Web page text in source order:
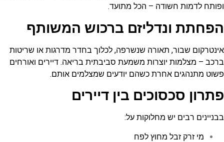
ופותח לדמות חשודה – הכל מתועד.
הפחתת ונדליזם ברכוש המשותף
אינטרקום שבור, תאורה שנשרפה, לכלוך בחדר מדרגות או שריטות
ברכב – מצלמות יוצרות משמעת סביבתית בריאה. דיירים ואורחים
פשוט מתנהגים אחרת כשהם יודעים שמצלמים אותם.
פתרון סכסוכים בין דיירים
בבניינים רבים יש מחלוקות על:
מי זרק זבל מחוץ לפח